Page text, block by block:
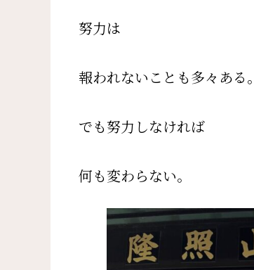
努力は
報われないことも多々ある。
でも努力しなければ
何も変わらない。